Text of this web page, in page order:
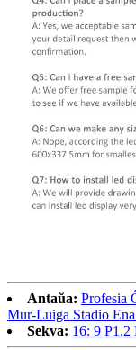
Antaŭa: Profesia
Mur-Luiga Stadio
Sekva: 16: 9 P1.2